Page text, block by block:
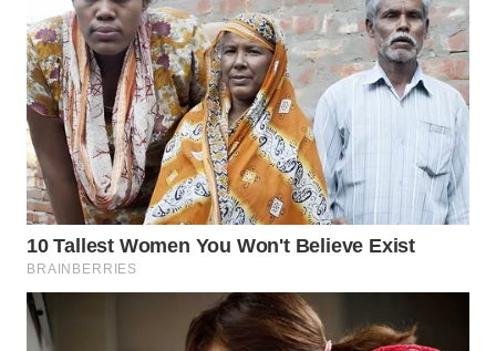
SOLO
WN
BOROBUDUR
WN
MADURA
WN
SURABAYA
NATUNA